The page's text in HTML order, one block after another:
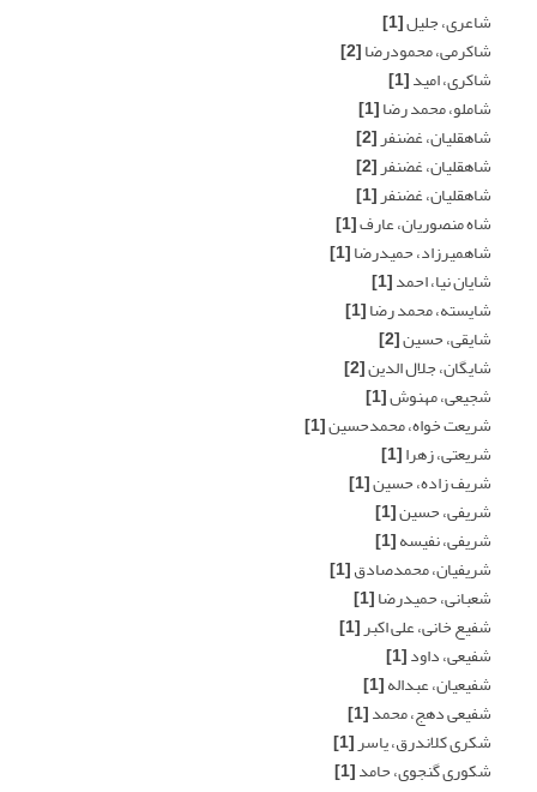
شاعری، جلیل[1]
شاکرمی، محمودرضا[2]
شاکری، امید[1]
شاملو، محمد رضا[1]
شاهقلیان، غضنفر[2]
شاهقلیان، غضنفر[2]
شاهقلیان، غضنفر[1]
شاه منصوریان، عارف[1]
شاهمیرزاد، حمیدرضا[1]
شایان نیا، احمد[1]
شایسته، محمد رضا[1]
شایقی، حسین[2]
شایگان، جلال الدین[2]
شجیعی، مهنوش[1]
شریعت خواه، محمدحسین[1]
شریعتی، زهرا[1]
شریف زاده، حسین[1]
شریفی، حسین[1]
شریفی، نفیسه[1]
شریفیان، محمدصادق[1]
شعبانی، حمیدرضا[1]
شفیع خانی، علی اکبر[1]
شفیعی، داود[1]
شفیعیان، عبداله[1]
شفیعی دهج، محمد[1]
شکری کلاندرق، یاسر[1]
شکوری گنجوی، حامد[1]